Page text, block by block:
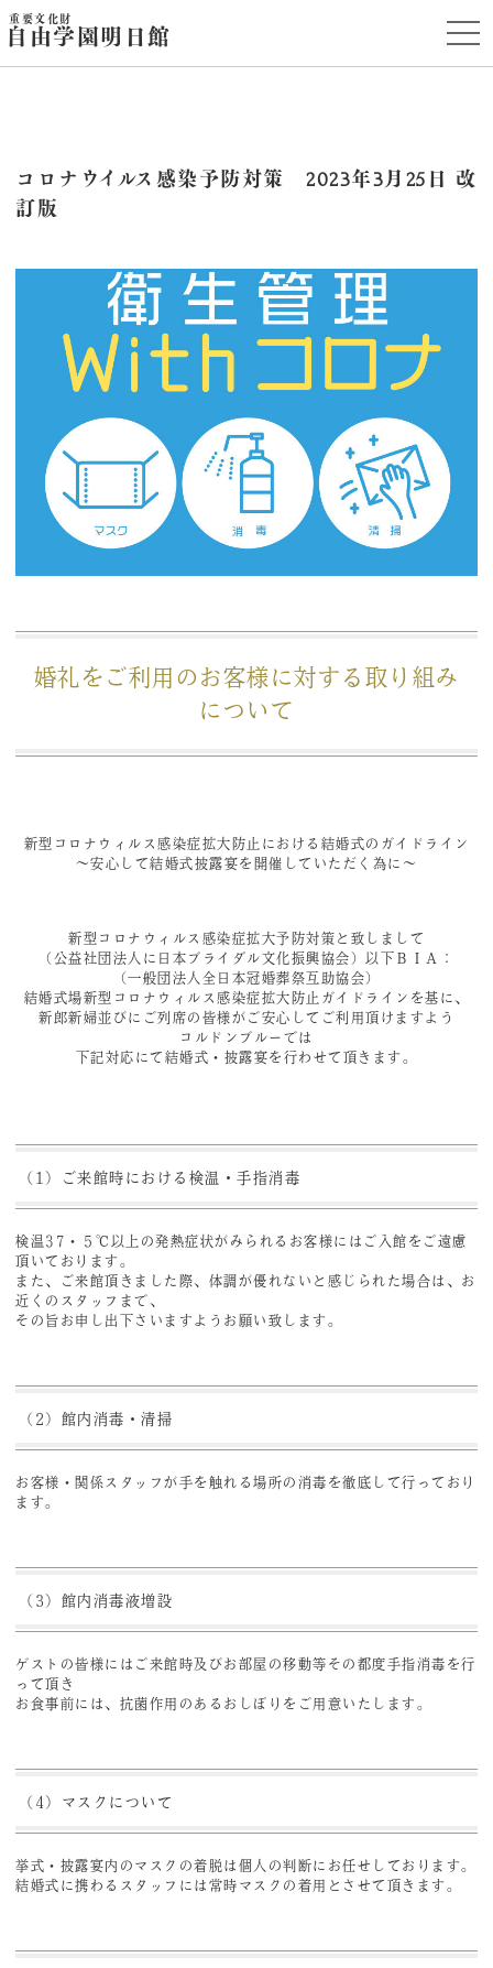
t
o
i
g
重要文化財
自由学園明日館
コロナウイルス感染予防対策 2023年3月25日 改
訂版
婚礼をご利用のお客様に対する取り組み
について
新型コロナウィルス感染症拡大防止における結婚式のガイドライン
～安心して結婚式披露宴を開催していただく為に～
新型コロナウィルス感染症拡大予防対策と致しまして
（公益社団法人に日本ブライダル文化振興協会）以下ＢＩＡ：
（一般団法人全日本冠婚葬祭互助協会）
結婚式場新型コロナウィルス感染症拡大防止ガイドラインを基に、
新郎新婦並びにご列席の皆様がご安心してご利用頂けますよう
コルドンブルーでは
下記対応にて結婚式・披露宴を行わせて頂きます。
（1）ご来館時における検温・手指消毒
検温37・５℃以上の発熱症状がみられるお客様にはご入館をご遠慮
頂いております。
また、ご来館頂きました際、体調が優れないと感じられた場合は、お
近くのスタッフまで、
その旨お申し出下さいますようお願い致します。
（2）館内消毒・清掃
お客様・関係スタッフが手を触れる場所の消毒を徹底して行っており
ます。
（3）館内消毒液増設
ゲストの皆様にはご来館時及びお部屋の移動等その都度手指消毒を行
って頂き
お食事前には、抗菌作用のあるおしぼりをご用意いたします。
（4）マスクについて
挙式・披露宴内のマスクの着脱は個人の判断にお任せしております。
結婚式に携わるスタッフには常時マスクの着用とさせて頂きます。